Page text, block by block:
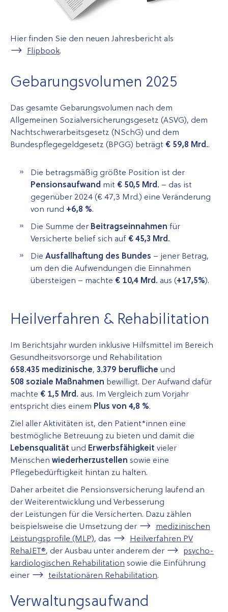
Hier finden Sie den neuen Jahresbericht als
Flipbook.
Gebarungsvolumen 2025
Das gesamte Gebarungsvolumen nach dem
Allgemeinen Sozialversicherungsgesetz (ASVG), dem
Nachtschwerarbeitsgesetz (NSchG) und dem
Bundespflegegeldgesetz (BPGG) beträgt € 59,8 Mrd..
Die betragsmäßig größte Position ist der
Pensionsaufwand mit € 50,5 Mrd. – das ist
gegenüber 2024 (€ 47,3 Mrd.) eine Veränderung
von rund +6,8 %.
Die Summe der Beitragseinnahmen für
Versicherte belief sich auf € 45,3 Mrd.
Die Ausfallhaftung des Bundes – jener Betrag,
um den die Aufwendungen die Einnahmen
übersteigen – machte € 10,4 Mrd. aus (+17,5%).
Heilverfahren & Rehabilitation
Im Berichtsjahr wurden inklusive Hilfsmittel im Bereich
Gesundheitsvorsorge und Rehabilitation
658.435 medizinische, 3.379 berufliche und
508 soziale Maßnahmen bewilligt. Der Aufwand dafür
machte € 1,5 Mrd. aus. Im Vergleich zum Vorjahr
entspricht dies einem Plus von 4,8 %.
Ziel aller Aktivitäten ist, den Patient*innen eine
bestmögliche Betreuung zu bieten und damit die
Lebensqualität und Erwerbsfähigkeit vieler
Menschen wiederherzustellen sowie eine
Pflegebedürftigkeit hintan zu halten.
Daher arbeitet die Pensionsversicherung laufend an
der Weiterentwicklung und Verbesserung
der Leistungen für die Versicherten. Dazu zählen
beispielsweise die Umsetzung der
medi­zin­ischen
Leist­ungs­profile (MLP), das
Heil­ver­fah­ren PV
RehaJET®, der Ausbau unter anderem der
psycho­
kardio­log­ischen Reha­bilitation sowie die Einführung
einer
teil­station­ären Reha­bilitation.
Verwaltungsaufwand